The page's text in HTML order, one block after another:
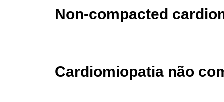
Non-compacted
Cardiomiopatia não